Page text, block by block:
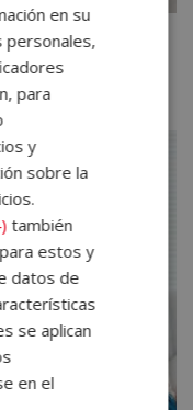
y el Estrés
en su
personales,
para
y
sobre la
también
estos y
datos de
se aplican
en el